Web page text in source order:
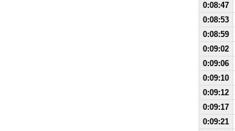
0:08:47
0:08:53
0:08:59
0:09:02
0:09:06
0:09:10
0:09:12
0:09:17
0:09:21